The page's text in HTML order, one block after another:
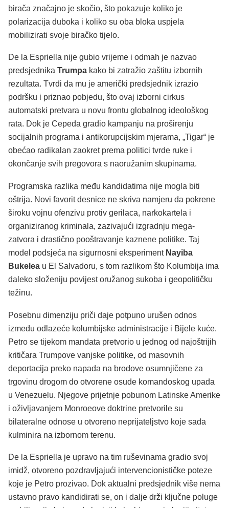
birača značajno je skočio, što pokazuje koliko je
polarizacija duboka i koliko su oba bloka uspjela
mobilizirati svoje biračko tijelo.
De la Espriella nije gubio vrijeme i odmah je nazvao
predsjednika Trumpa kako bi zatražio zaštitu izbornih
rezultata. Tvrdi da mu je američki predsjednik izrazio
podršku i priznao pobjedu, što ovaj izborni cirkus
automatski pretvara u novu frontu globalnog ideološkog
rata. Dok je Cepeda gradio kampanju na proširenju
socijalnih programa i antikorupcijskim mjerama, „Tigar“ je
obećao radikalan zaokret prema politici tvrde ruke i
okončanje svih pregovora s naoružanim skupinama.
Programska razlika među kandidatima nije mogla biti
oštrija. Novi favorit desnice ne skriva namjeru da pokrene
široku vojnu ofenzivu protiv gerilaca, narkokartela i
organiziranog kriminala, zazivajući izgradnju mega-
zatvora i drastično pooštravanje kaznene politike. Taj
model podsjeća na sigurnosni eksperiment Nayiba
Bukelea u El Salvadoru, s tom razlikom što Kolumbija ima
daleko složeniju povijest oružanog sukoba i geopolitičku
težinu.
Posebnu dimenziju priči daje potpuno urušen odnos
između odlazeće kolumbijske administracije i Bijele kuće.
Petro se tijekom mandata pretvorio u jednog od najoštrijih
kritičara Trumpove vanjske politike, od masovnih
deportacija preko napada na brodove osumnjičene za
trgovinu drogom do otvorene osude komandoskog upada
u Venezuelu. Njegove prijetnje pobunom Latinske Amerike
i oživljavanjem Monroeove doktrine pretvorile su
bilateralne odnose u otvoreno neprijateljstvo koje sada
kulminira na izbornom terenu.
De la Espriella je upravo na tim ruševinama gradio svoj
imidž, otvoreno pozdravljajući intervencionističke poteze
koje je Petro prozivao. Dok aktualni predsjednik više nema
ustavno pravo kandidirati se, on i dalje drži ključne poluge